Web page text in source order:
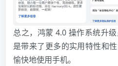
总之，鸿蒙 4.0 操作系统升
是带来了更多的实用特性和
愉快地使用手机。